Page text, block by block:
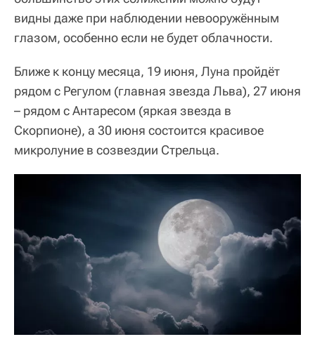
видны даже при наблюдении невооружённым
глазом, особенно если не будет облачности.
Ближе к концу месяца, 19 июня, Луна пройдёт
рядом с Регулом (главная звезда Льва), 27 июня
– рядом с Антаресом (яркая звезда в
Скорпионе), а 30 июня состоится красивое
микролуние в созвездии Стрельца.